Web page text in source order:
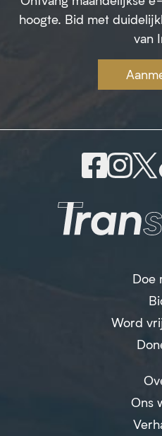
hoogte. Bid met
van
Doe
Word
Ons